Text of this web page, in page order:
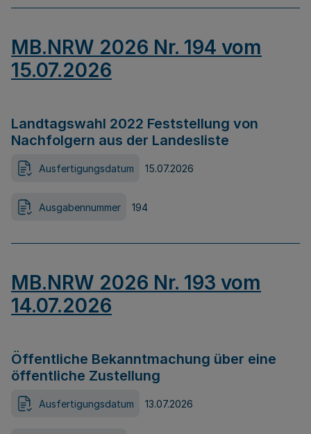
MB.NRW 2026 Nr. 194 vom
15.07.2026
Landtagswahl 2022 Feststellung von
Nachfolgern aus der Landesliste
Ausfertigungsdatum 15.07.2026
Ausgabennummer 194
MB.NRW 2026 Nr. 193 vom
14.07.2026
Öffentliche Bekanntmachung über eine
öffentliche Zustellung
Ausfertigungsdatum 13.07.2026